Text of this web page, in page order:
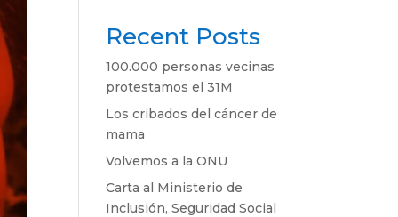
Recent Posts
100.000 personas vecinas
protestamos el 31M
Los cribados del cáncer de
mama
Volvemos a la ONU
Carta al Ministerio de
Inclusión, Seguridad Social